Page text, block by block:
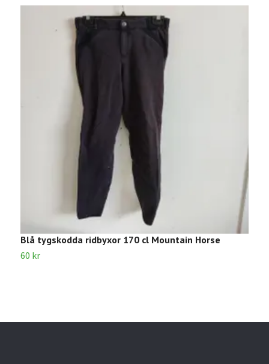
Blå tygskodda ridbyxor 170 cl Mountain Horse
60 kr